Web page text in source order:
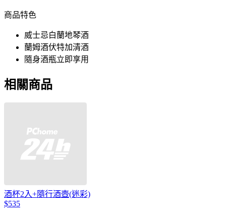
商品特色
威士忌白蘭地琴酒
蘭姆酒伏特加清酒
隨身酒瓶立即享用
相關商品
酒杯2入+隨行酒壺(迷彩)
$535